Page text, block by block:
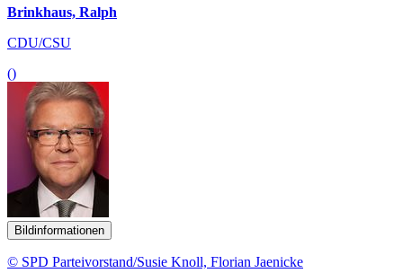
Brinkhaus, Ralph
CDU/CSU
()
Bildinformationen
© SPD Parteivorstand/Susie Knoll, Florian Jaenicke